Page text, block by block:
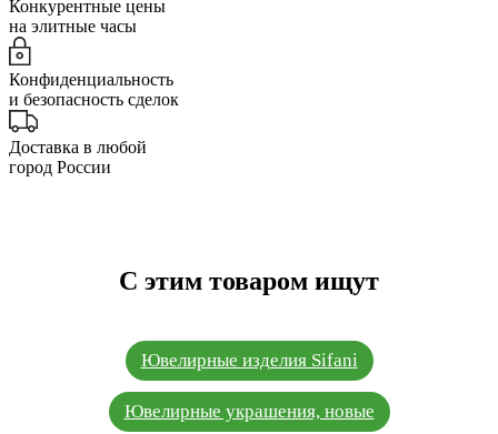
Конкурентные цены
на элитные часы
Конфиденциальность
и безопасность сделок
Доставка в любой
город России
С этим товаром ищут
Ювелирные изделия Sifani
Ювелирные украшения, новые